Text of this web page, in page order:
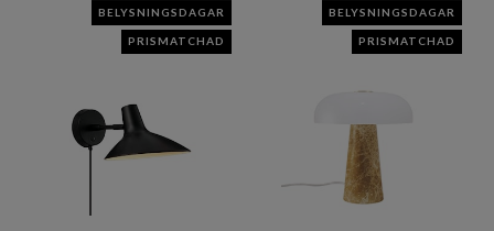
BELYSNINGSDAGAR
PRISMATCHAD
BELYSNINGSDAGAR
PRISMATCHAD